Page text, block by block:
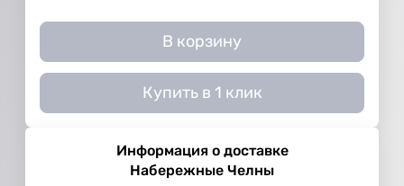
В корзину
Купить в 1 клик
Информация о доставке
Набережные Челны